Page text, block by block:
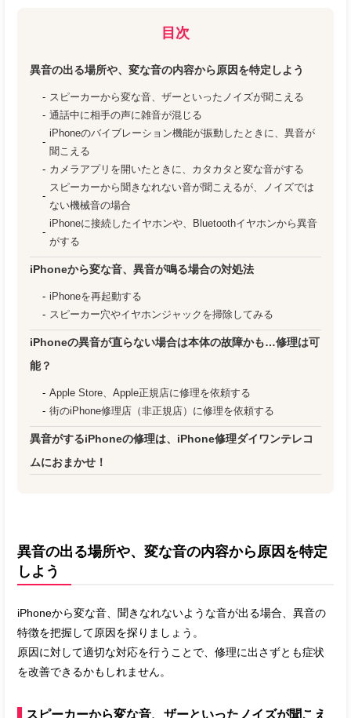
目次
異音の出る場所や、変な音の内容から原因を特定しよう
スピーカーから変な音、ザーといったノイズが聞こえる
通話中に相手の声に雑音が混じる
iPhoneのバイブレーション機能が振動したときに、異音が
聞こえる
カメラアプリを開いたときに、カタカタと変な音がする
スピーカーから聞きなれない音が聞こえるが、ノイズでは
ない機械音の場合
iPhoneに接続したイヤホンや、Bluetoothイヤホンから異音
がする
iPhoneから変な音、異音が鳴る場合の対処法
iPhoneを再起動する
スピーカー穴やイヤホンジャックを掃除してみる
iPhoneの異音が直らない場合は本体の故障かも…修理は可
能？
Apple Store、Apple正規店に修理を依頼する
街のiPhone修理店（非正規店）に修理を依頼する
異音がするiPhoneの修理は、iPhone修理ダイワンテレコ
ムにおまかせ！
異音の出る場所や、変な音の内容から原因を特定
しよう
iPhoneから変な音、聞きなれないような音が出る場合、異音の
特徴を把握して原因を探りましょう。
原因に対して適切な対応を行うことで、修理に出さずとも症状
を改善できるかもしれません。
スピーカーから変な音、ザーといったノイズが聞こえ